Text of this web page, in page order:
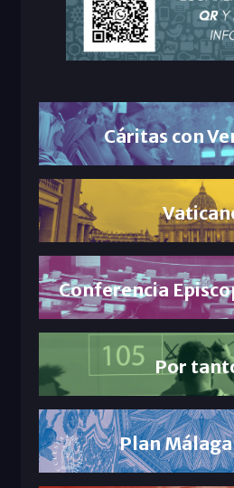
Cáritas con
Conferencia
Por
Plan Málaga